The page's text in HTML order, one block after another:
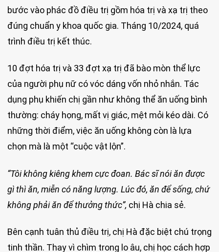
bước vào phác đồ điều trị gồm hóa trị và xạ trị theo
đúng chuẩn y khoa quốc gia. Tháng 10/2024, quá
trình điều trị kết thúc.
10 đợt hóa trị và 33 đợt xạ trị đã bào mòn thể lực
của người phụ nữ có vóc dáng vốn nhỏ nhắn. Tác
dụng phụ khiến chị gần như không thể ăn uống bình
thường: cháy họng, mất vị giác, mệt mỏi kéo dài. Có
những thời điểm, việc ăn uống không còn là lựa
chọn mà là một “cuộc vật lộn”.
“Tôi không kiêng khem cực đoan. Bác sĩ nói ăn được
gì thì ăn, miễn có năng lượng. Lúc đó, ăn để sống, chứ
không phải ăn để thưởng thức”, chị Hà chia sẻ.
Bên cạnh tuân thủ điều trị, chị Hà đặc biệt chú trọng
tinh thần. Thay vì chìm trong lo âu, chị học cách hợp